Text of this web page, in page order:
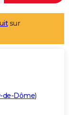
sur
de-Dôme)